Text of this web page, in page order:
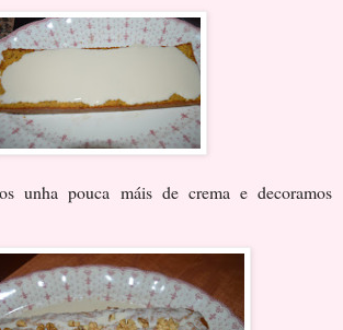
unha pouca máis de crema e decoramos